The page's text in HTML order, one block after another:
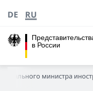
в России
DE RU
министра